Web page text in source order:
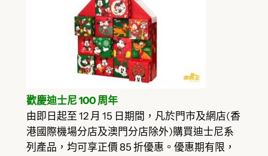
歡慶迪士尼 100 周年
由即日起至 12 月 15 日期間，凡於門市及網店(香
港國際機場分店及澳門分店除外)購買迪士尼系
列產品，均可享正價 85 折優惠。優惠期有限，